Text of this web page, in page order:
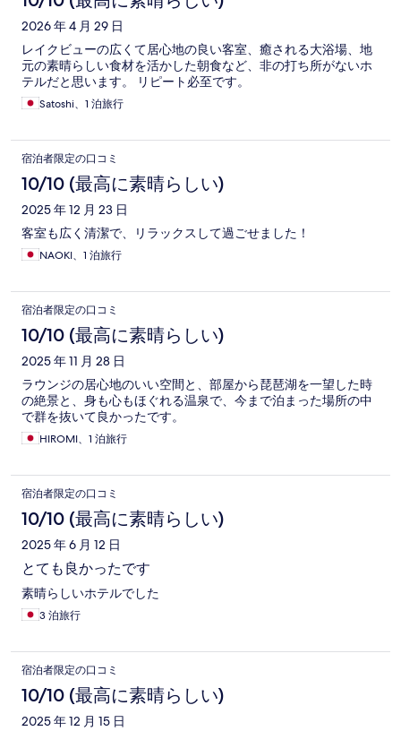
2026 年 4 月 29 日
レイクビューの広くて居心地の良い客室、癒される大浴場、地
元の素晴らしい食材を活かした朝食など、非の打ち所がないホ
テルだと思います。 リピート必至です。
Satoshi、1 泊旅行
宿泊者限定の口コミ
10/10 (最高に素晴らしい)
2025 年 12 月 23 日
客室も広く清潔で、リラックスして過ごせました！
NAOKI、1 泊旅行
宿泊者限定の口コミ
10/10 (最高に素晴らしい)
2025 年 11 月 28 日
ラウンジの居心地のいい空間と、部屋から琵琶湖を一望した時
の絶景と、身も心もほぐれる温泉で、今まで泊まった場所の中
で群を抜いて良かったです。
HIROMI、1 泊旅行
宿泊者限定の口コミ
10/10 (最高に素晴らしい)
2025 年 6 月 12 日
とても良かったです
素晴らしいホテルでした
3 泊旅行
宿泊者限定の口コミ
10/10 (最高に素晴らしい)
2025 年 12 月 15 日